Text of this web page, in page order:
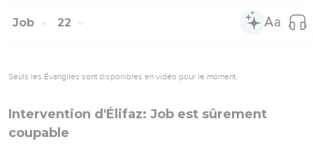
Job 22
Seuls les Évangiles sont disponibles en vidéo pour le moment.
Intervention d'Élifaz: Job est sûrement
coupable